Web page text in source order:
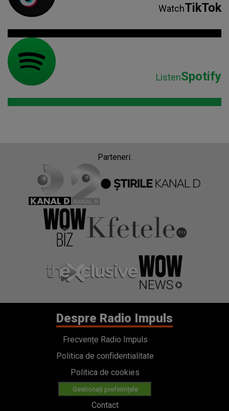
WatchTikTok
ListenSpotify
Parteneri:
Despre Radio Impuls
Frecvențe Radio Impuls
Politica de confidentialitate
Politica de cookies
Gestionați preferințele
Contact